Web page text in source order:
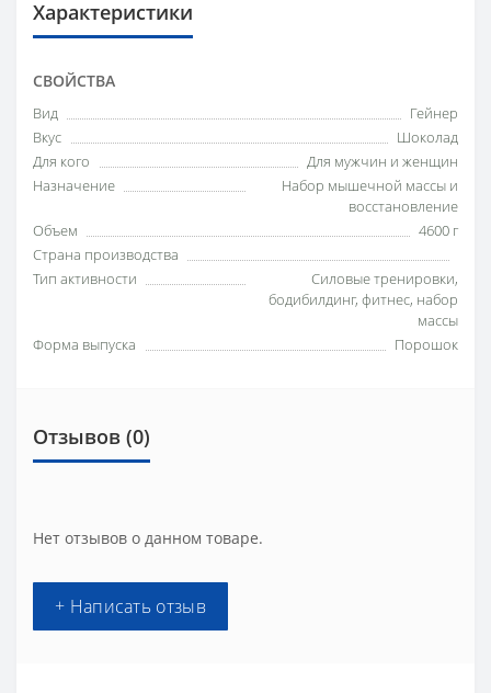
Характеристики
СВОЙСТВА
Вид
Гейнер
Вкус
Шоколад
Для кого
Для мужчин и женщин
Назначение
Набор мышечной массы и
восстановление
Объем
4600 г
Страна производства
Тип активности
Силовые тренировки,
бодибилдинг, фитнес, набор
массы
Форма выпуска
Порошок
Отзывов (0)
Нет отзывов о данном товаре.
+ Написать отзыв